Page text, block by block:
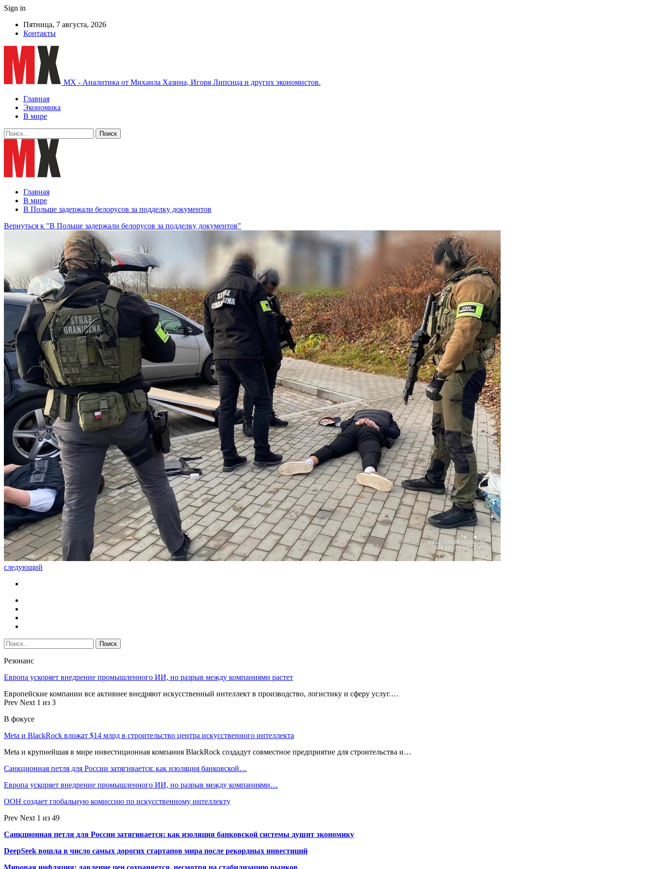
Sign in
Пятница, 7 августа, 2026
Контакты
MX - Аналитика от Михаила Хазина, Игоря Липсица и других экономистов.
Главная
Экономика
В мире
Главная
В мире
В Польше задержали белорусов за подделку документов
Вернуться к "В Польше задержали белорусов за подделку документов"
следующий
Резонанс
Европа ускоряет внедрение промышленного ИИ, но разрыв между компаниями растет
Европейские компании все активнее внедряют искусственный интеллект в производство, логистику и сферу услуг.…
Prev Next 1 из 3
В фокусе
Meta и BlackRock вложат $14 млрд в строительство центра искусственного интеллекта
Meta и крупнейшая в мире инвестиционная компания BlackRock создадут совместное предприятие для строительства и…
Санкционная петля для России затягивается: как изоляция банковской…
Европа ускоряет внедрение промышленного ИИ, но разрыв между компаниями…
ООН создает глобальную комиссию по искусственному интеллекту
Prev Next 1 из 49
Санкционная петля для России затягивается: как изоляция банковской системы душит экономику
DeepSeek вошла в число самых дорогих стартапов мира после рекордных инвестиций
Мировая инфляция: давление цен сохраняется, несмотря на стабилизацию рынков